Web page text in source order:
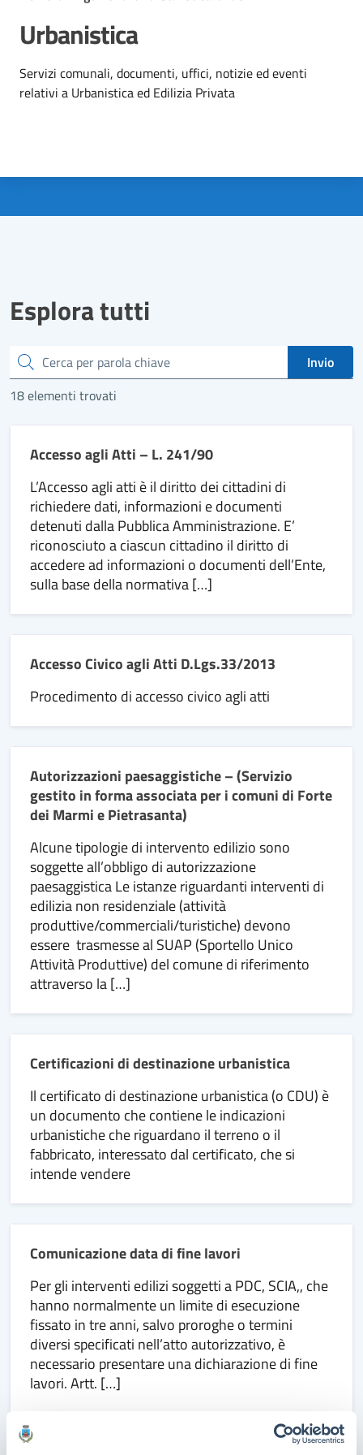
Urbanistica
Dettagli dell'argomento
Servizi comunali, documenti, uffici, notizie ed eventi
relativi a Urbanistica ed Edilizia Privata
Esplora tutti
Cerca
Invio
18 elementi trovati
Accesso agli Atti – L. 241/90
L’Accesso agli atti è il diritto dei cittadini di
richiedere dati, informazioni e documenti
detenuti dalla Pubblica Amministrazione. E’
riconosciuto a ciascun cittadino il diritto di
accedere ad informazioni o documenti dell’Ente,
sulla base della normativa […]
Accesso Civico agli Atti D.Lgs.33/2013
Procedimento di accesso civico agli atti
Autorizzazioni paesaggistiche – (Servizio
gestito in forma associata per i comuni di Forte
dei Marmi e Pietrasanta)
Alcune tipologie di intervento edilizio sono
soggette all’obbligo di autorizzazione
paesaggistica Le istanze riguardanti interventi di
edilizia non residenziale (attività
produttive/commerciali/turistiche) devono
essere trasmesse al SUAP (Sportello Unico
Attività Produttive) del comune di riferimento
attraverso la […]
Certificazioni di destinazione urbanistica
Il certificato di destinazione urbanistica (o CDU) è
un documento che contiene le indicazioni
urbanistiche che riguardano il terreno o il
fabbricato, interessato dal certificato, che si
intende vendere
Comunicazione data di fine lavori
Per gli interventi edilizi soggetti a PDC, SCIA,, che
hanno normalmente un limite di esecuzione
fissato in tre anni, salvo proroghe o termini
diversi specificati nell’atto autorizzativo, è
necessario presentare una dichiarazione di fine
lavori. Artt. […]